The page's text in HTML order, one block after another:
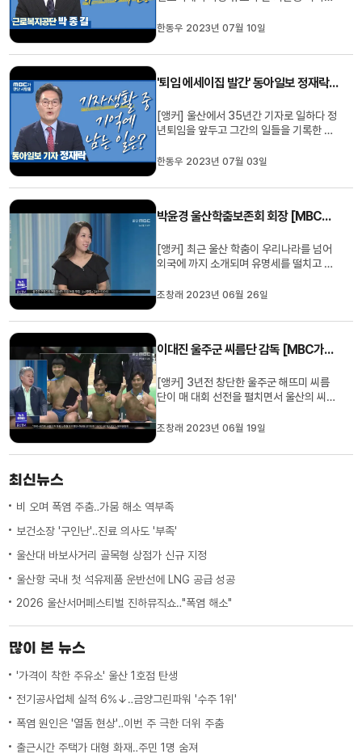
고 근로자들을 위한 복지정책이 어떻게 추
하세요? Q. 취임 축하드립니다. 울산 근무
금 넘으신 걸로 알고 있는데 먼...
한동우 2023년 07월 10일
'퇴임 에세이집 발간' 동아일보 정재락 기자 [MBC가 만난 사람]
[앵커] 울산에서 35년간 기자로 일하다 정
년퇴임을 앞두고 그간의 일들을 기록한 에
언론인이 있는데요, MBC가 만난 사람 오
남 취재본부장 정재락 기자 만나봅니다.Q.
서 주로 언론활동을 하셨던데 먼...
한동우 2023년 07월 03일
박윤경 울산학춤보존회 회장 [MBC가만난사람]
[앵커] 최근 울산 학춤이 우리나라를 넘어
외국에 까지 소개되며 유명세를 떨치고 있
창립 26년째를 맞은 울산학춤보존회 박윤
Q. 먼저 울산학춤보존회가 어떤 단체인지
년 울산학춤의 창시자인 김성수...
조창래 2023년 06월 26일
이대진 울주군 씨름단 감독 [MBC가만난사람]
[앵커] 3년전 창단한 울주군 해뜨미 씨름
단이 매 대회 선전을 펼치면서 울산의 씨름
오장사씨름대회가 열리는데, MBC가 만난
나눠 보겠습니다. 감독님 반갑습니다. Q. 3
조창래 2023년 06월 19일
최신뉴스
비 오며 폭염 주춤‥가뭄 해소 역부족
보건소장 '구인난'‥진료 의사도 '부족'
울산대 바보사거리 골목형 상점가 신규 지정
울산항 국내 첫 석유제품 운반선에 LNG 공급 성공
2026 울산서머페스티벌 진하뮤직쇼‥"폭염 해소"
많이 본 뉴스
'가격이 착한 주유소' 울산 1호점 탄생
전기공사업체 실적 6%↓‥금양그린파워 '수주 1위'
폭염 원인은 '열돔 현상'‥이번 주 극한 더위 주춤
출근시간 주택가 대형 화재‥주민 1명 숨져